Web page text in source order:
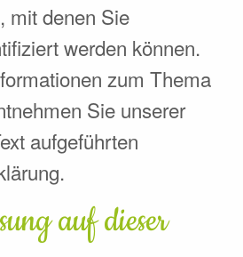
mit denen Sie
werden können.
zum Thema
Sie unserer
aufgeführten
auf dieser